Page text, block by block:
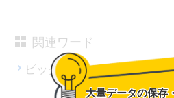
関連ワード
ビッグデータ
大量データの保存